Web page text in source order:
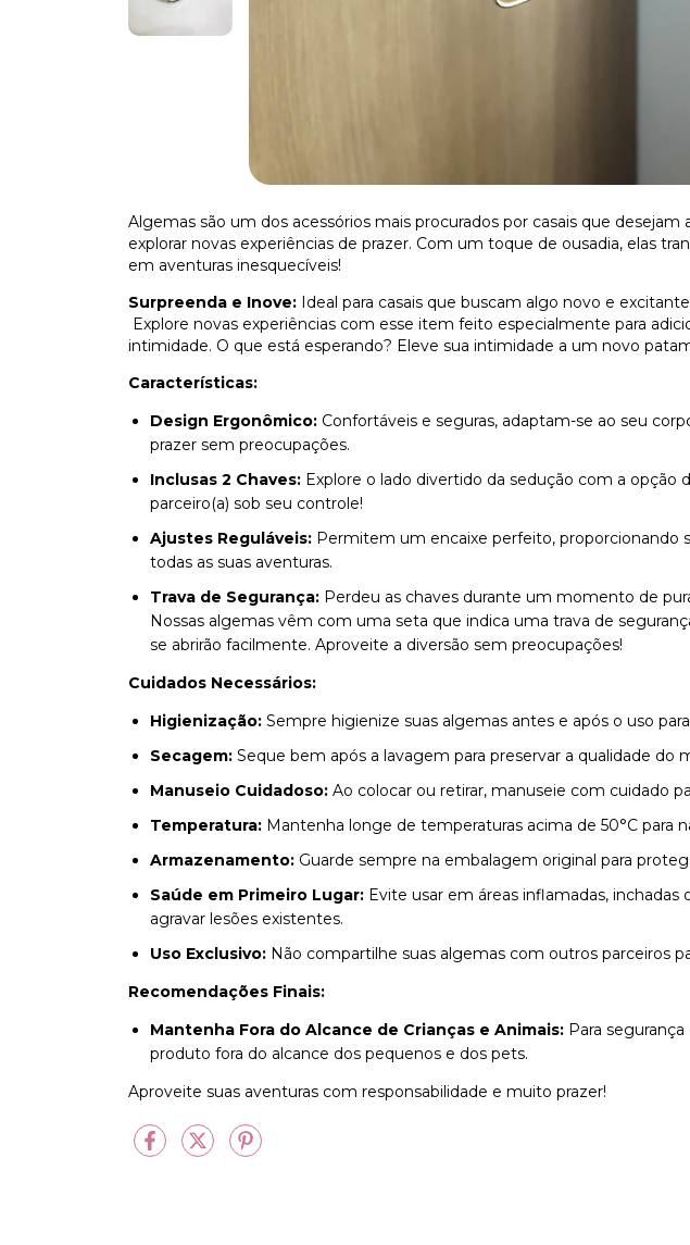
Algemas são um dos acessórios mais procurados por casais que desejam
explorar novas experiências de prazer. Com um toque de ousadia, elas
em aventuras inesquecíveis!
Surpreenda e Inove: Ideal para casais que buscam algo novo e
Explore novas experiências com esse item feito especialmente para
intimidade. O que está esperando? Eleve sua intimidade a um novo
Características:
Design Ergonômico: Confortáveis e seguras, adaptam-se ao seu
prazer sem preocupações.
Inclusas 2 Chaves: Explore o lado divertido da sedução com a opção
parceiro(a) sob seu controle!
Ajustes Reguláveis: Permitem um encaixe perfeito, proporcionando
todas as suas aventuras.
Trava de Segurança: Perdeu as chaves durante um momento de
Nossas algemas vêm com uma seta que indica uma trava de
se abrirão facilmente. Aproveite a diversão sem preocupações!
Cuidados Necessários:
Higienização: Sempre higienize suas algemas antes e após o uso
Secagem: Seque bem após a lavagem para preservar a qualidade do
Manuseio Cuidadoso: Ao colocar ou retirar, manuseie com cuidado
Temperatura: Mantenha longe de temperaturas acima de 50°C para
Armazenamento: Guarde sempre na embalagem original para
Saúde em Primeiro Lugar: Evite usar em áreas inflamadas, inchadas
agravar lesões existentes.
Uso Exclusivo: Não compartilhe suas algemas com outros parceiros
Recomendações Finais:
Mantenha Fora do Alcance de Crianças e Animais: Para
produto fora do alcance dos pequenos e dos pets.
Aproveite suas aventuras com responsabilidade e muito prazer!